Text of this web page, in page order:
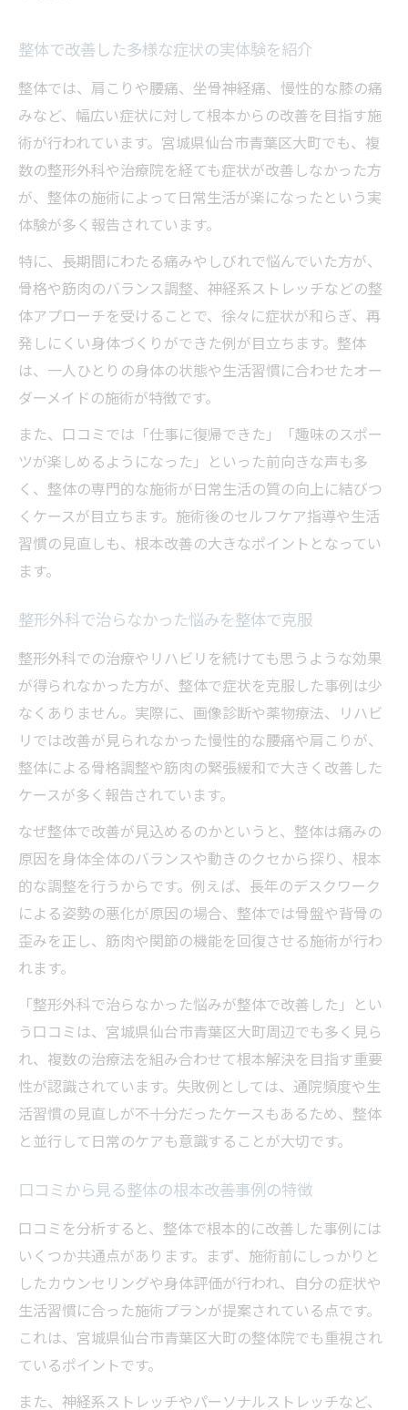
整体で効果を実感できない原因と対策
他院と比較した整体の根本改善力を解説
整形外科に通っても治らない悩み解消のヒント
整形外科で改善しなかった症状に整体が有
効な理由
整体と整形外科で異なるアプローチの比較
整体で解決できる慢性痛の特徴とは
整形外科リハビリで効果が薄い時の次の選
択肢
整体が持つ根本改善のメカニズムを解説
大町エリアで整体が選ばれる理由を徹底解説
整体が大町エリアで選ばれる理由を解明
整体の専門性が大町の支持を集めるワケ
整体が通いやすい立地や営業時間の魅力
整体を選ぶ利用者の口コミと傾向の分析
神経系ストレッチを活用した整体の新しいアプ
果
整体で実践される神経系ストレッチの特徴
整体が提案する神経系アプローチのメリッ
ト
整体施術におけるストレッチ活用の実例
神経系ストレッチで整体効果が高まる理由
実例から学ぶ失敗しない整体選びのポイント
整体選びで失敗しないための実践ポイント
整体の実例をもとに見る選び方の基準
整体を比較して納得できる院を見つけるコ
整体で改善した多様な症状の実体験を紹介
整体では、肩こりや腰痛、坐骨神経痛、慢性的な膝の痛
みなど、幅広い症状に対して根本からの改善を目指す施
術が行われています。宮城県仙台市青葉区大町でも、複
数の整形外科や治療院を経ても症状が改善しなかった方
が、整体の施術によって日常生活が楽になったという実
体験が多く報告されています。
特に、長期間にわたる痛みやしびれで悩んでいた方が、
骨格や筋肉のバランス調整、神経系ストレッチなどの整
体アプローチを受けることで、徐々に症状が和らぎ、再
発しにくい身体づくりができた例が目立ちます。整体
は、一人ひとりの身体の状態や生活習慣に合わせたオー
ダーメイドの施術が特徴です。
また、口コミでは「仕事に復帰できた」「趣味のスポー
ツが楽しめるようになった」といった前向きな声も多
く、整体の専門的な施術が日常生活の質の向上に結びつ
くケースが目立ちます。施術後のセルフケア指導や生活
習慣の見直しも、根本改善の大きなポイントとなってい
ます。
整形外科で治らなかった悩みを整体で克服
整形外科での治療やリハビリを続けても思うような効果
が得られなかった方が、整体で症状を克服した事例は少
なくありません。実際に、画像診断や薬物療法、リハビ
リでは改善が見られなかった慢性的な腰痛や肩こりが、
整体による骨格調整や筋肉の緊張緩和で大きく改善した
ケースが多く報告されています。
なぜ整体で改善が見込めるのかというと、整体は痛みの
原因を身体全体のバランスや動きのクセから探り、根本
的な調整を行うからです。例えば、長年のデスクワーク
による姿勢の悪化が原因の場合、整体では骨盤や背骨の
歪みを正し、筋肉や関節の機能を回復させる施術が行わ
れます。
「整形外科で治らなかった悩みが整体で改善した」とい
う口コミは、宮城県仙台市青葉区大町周辺でも多く見ら
れ、複数の治療法を組み合わせて根本解決を目指す重要
性が認識されています。失敗例としては、通院頻度や生
活習慣の見直しが不十分だったケースもあるため、整体
と並行して日常のケアも意識することが大切です。
口コミから見る整体の根本改善事例の特徴
口コミを分析すると、整体で根本的に改善した事例には
いくつか共通点があります。まず、施術前にしっかりと
したカウンセリングや身体評価が行われ、自分の症状や
生活習慣に合った施術プランが提案されている点です。
これは、宮城県仙台市青葉区大町の整体院でも重視され
ているポイントです。
また、神経系ストレッチやパーソナルストレッチなど、